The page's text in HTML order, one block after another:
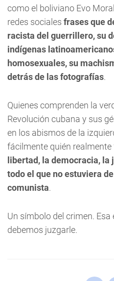
como el boliviano Evo
redes sociales frases que
racista del guerrillero, su
indígenas
homosexuales, su
detrás de las fotografías.
Quienes comprenden la
Revolución cubana y sus
en los abismos de la
fácilmente quién realmente
libertad, la democracia,
todo el que no estuviera
comunista.
Un símbolo del crimen.
debemos juzgarle.